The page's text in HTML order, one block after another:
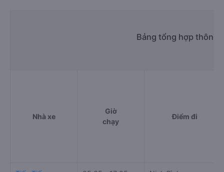
Bảng tổng hợp thông
Nhà xe
Giờ
chạy
Điểm đi